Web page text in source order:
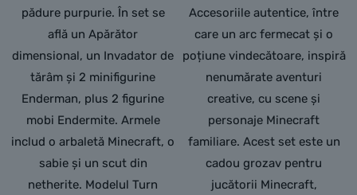
pădure purpurie. În set se
află un Apărător
dimensional, un Invadator de
tărâm și 2 minifigurine
Enderman, plus 2 figurine
mobi Endermite. Armele
includ o arbaletă Minecraft, o
sabie și un scut din
netherite. Modelul Turn
Accesoriile autentice, între
care un arc fermecat și o
poțiune vindecătoare, inspiră
nenumărate aventuri
creative, cu scene și
personaje Minecraft
familiare. Acest set este un
cadou grozav pentru
jucătorii Minecraft,